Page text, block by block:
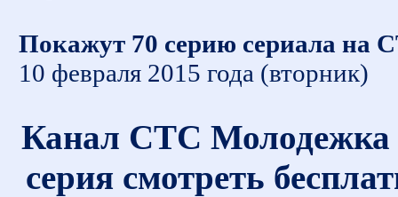
Покажут 70 серию сериала на
10 февраля 2015 года (вторник)
Канал СТС Молодежка
серия смотреть